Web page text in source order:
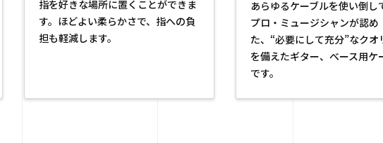
指を好きな場所に置くことができま
す。ほどよい柔らかさで、指への負
担も軽減します。
あらゆるケーブルを使い倒し
プロ・ミュージシャンが認め
た、“必要にして充分”なクオ
を備えたギター、べース用ケ
です。